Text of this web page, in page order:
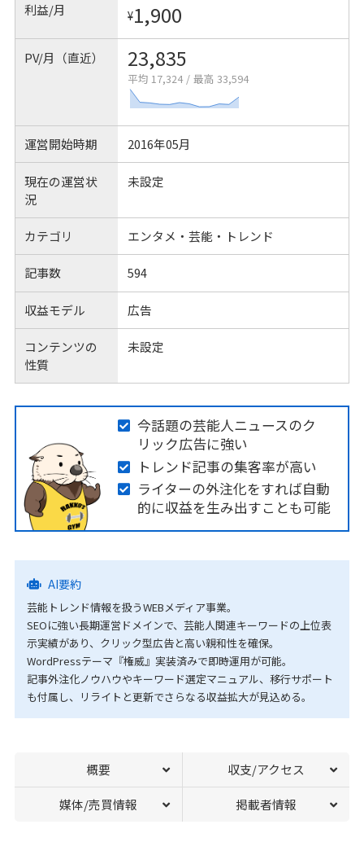
利益/月 ¥1,900
PV/月（直近） 23,835
平均 17,324 / 最高 33,594
運営開始時期 2016年05月
現在の運営状
況
未設定
カテゴリ エンタメ・芸能・トレンド
記事数 594
収益モデル 広告
コンテンツの
性質
未設定
今話題の芸能人ニュースのク
リック広告に強い
トレンド記事の集客率が高い
ライターの外注化をすれば自動
的に収益を生み出すことも可能
AI要約
芸能トレンド情報を扱うWEBメディア事業。
SEOに強い長期運営ドメインで、芸能人関連キーワードの上位表
示実績があり、クリック型広告と高い親和性を確保。
WordPressテーマ『権威』実装済みで即時運用が可能。
記事外注化ノウハウやキーワード選定マニュアル、移行サポート
も付属し、リライトと更新でさらなる収益拡大が見込める。
概要 収支/アクセス
媒体/売買情報 掲載者情報